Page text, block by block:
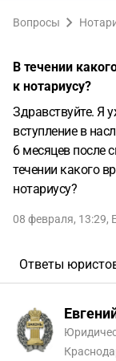
Вопросы
В течении
к нотариусу?
Здравствуйте. Я
вступление в
6 месяцев после
течении какого
нотариусу?
08 февраля, 13:29,
Ответы